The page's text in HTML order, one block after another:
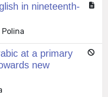
in nineteenth-
at a primary
new